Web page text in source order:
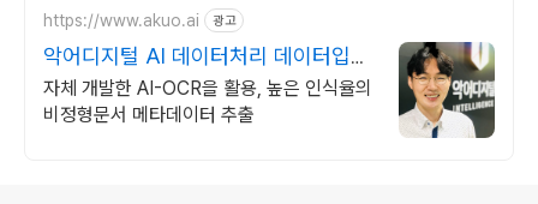
https://www.akuo.ai 광고
악어디지털 AI 데이터처리 데이터입력
BPO서비스
자체 개발한 AI-OCR을 활용, 높은 인식율의
비정형문서 메타데이터 추출